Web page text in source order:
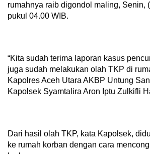
rumahnya raib digondol maling, Senin,
pukul 04.00 WIB.
“Kita sudah terima laporan kasus
juga sudah melakukan olah TKP di
Kapolres Aceh Utara AKBP Untung
Kapolsek Syamtalira Aron Iptu Zulkifli
Dari hasil olah TKP, kata Kapolsek,
ke rumah korban dengan cara